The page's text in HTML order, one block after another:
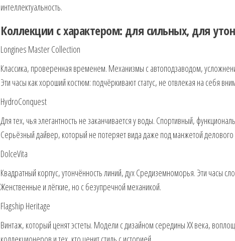
интеллектуальность.
Коллекции с характером: для сильных, для
Longines Master Collection
Классика, проверенная временем. Механизмы с автоподзаводом,
Эти часы как хороший костюм: подчёркивают статус, не отвлекая на себя
HydroConquest
Для тех, чья элегантность не заканчивается у воды. Спортивный,
Серьёзный дайвер, который не потеряет вида даже под манжетой
DolceVita
Квадратный корпус, утончённость линий, дух Средиземноморья. Эти часы
Женственные и лёгкие, но с безупречной механикой.
Flagship Heritage
Винтаж, который ценят эстеты. Модели с дизайном середины XX века,